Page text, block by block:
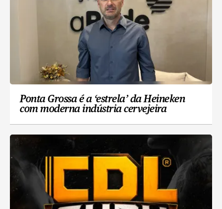
Ponta Grossa é a ‘estrela’ da Heineken
com moderna indústria cervejeira